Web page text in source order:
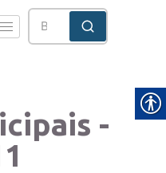
-